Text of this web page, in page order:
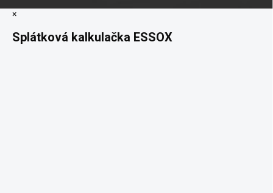
×
Splátková kalkulačka ESSOX